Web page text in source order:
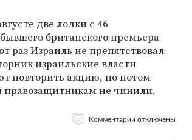
две лодки с 46
британского премьера
раз Израиль не препятствовал
израильские власти
повторить акцию, но потом
не чинили.
Комментарии отключены